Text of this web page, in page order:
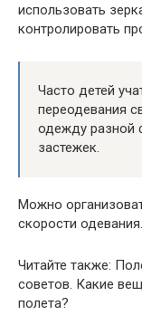
использовать
контролировать
Часто детей
переодевания
одежду разной
застежек.
Можно
скорости одевания.
Читайте также:
советов. Какие
полета?